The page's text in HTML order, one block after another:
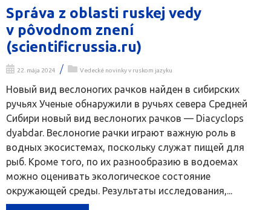
Správa z oblasti ruskej vedy
v pôvodnom znení
(scientificrussia.ru)
22. mája 2024 / Vedecké novinky v ruskom jazyku
Новый вид веслоногих рачков найден в сибирских
ручьях Ученые обнаружили в ручьях севера Средней
Сибири новый вид веслоногих рачков — Diacyclops
dyabdar. Веслоногие рачки играют важную роль в
водных экосистемах, поскольку служат пищей для
рыб. Кроме того, по их разнообразию в водоемах
можно оценивать экологическое состояние
окружающей среды. Результаты исследования,...